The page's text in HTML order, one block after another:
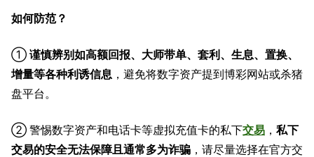
如何防范？
① 谨慎辨别如高额回报、大师带单、套利、生息、置换、
增量等各种利诱信息 ，避免将数字资产提到博彩网站或杀猪
盘平台。
② 警惕数字资产和电话卡等虚拟充值卡的私下交易 ， 私下
交易的安全无法保障且通常多为诈骗 ，请尽量选择在官方交